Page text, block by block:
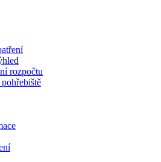
rozpočtu